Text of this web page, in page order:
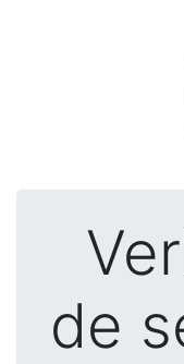
de